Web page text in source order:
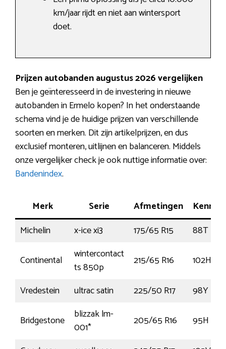
km/jaar rijdt en niet aan wintersport
doet.
Prijzen autobanden augustus 2026 vergelijken
Ben je geïnteresseerd in de investering in nieuwe
autobanden in Ermelo kopen? In het onderstaande
schema vind je de huidige prijzen van verschillende
soorten en merken. Dit zijn artikelprijzen, en dus
exclusief monteren, uitlijnen en balanceren. Middels
onze vergelijker check je ook nuttige informatie over:
Bandenindex.
Merk Serie Afmetingen
Michelin
x-ice xi3 175/65 R15
88T
Continental
wintercontact
ts 850p
215/65 R16
102H
Vredestein
ultrac satin 225/50 R17
98Y
Bridgestone
blizzak lm-
001*
205/65 R16
95H